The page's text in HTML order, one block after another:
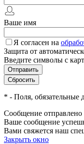
Ваше имя
Я согласен на
Защита от
Введите символы с
* - Поля, обязательные
Сообщение отправлено
Ваше сообщение
Вами свяжется наш
Закрыть окно